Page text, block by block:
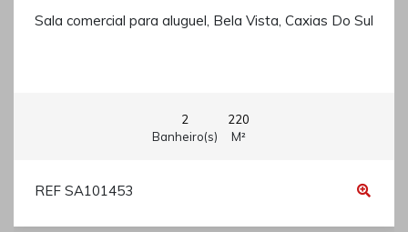
Sala comercial para aluguel, Bela Vista, Caxias Do Sul
2
Banheiro(s)
220
M²
REF SA101453